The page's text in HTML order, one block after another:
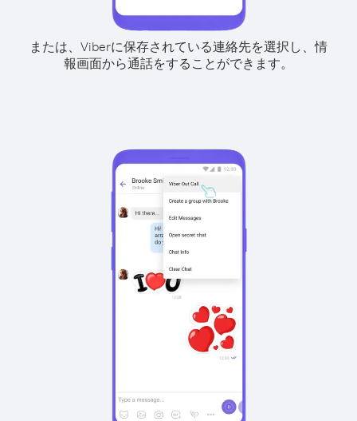
または、Viberに保存されている連絡先を選択し、情
報画面から通話をすることができます。